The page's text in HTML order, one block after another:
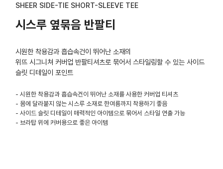
SHEER SIDE-TIE SHORT-SLEEVE TEE
시스루 옆묶음 반팔티
시원한 착용감과 흡습속건이 뛰어난 소재의
위뜨 시그니쳐 커버업 반팔티셔츠로 묶어서 스타일링할 수 있는 사이드
슬릿 디테일이 포인트
- 시원한 착용감과 흡습속건이 뛰어난 소재를 사용한 커버업 티셔츠
- 몸에 달라붙지 않는 시스루 소재로 한여름까지 착용하기 좋음
- 사이드 슬릿 디테일이 매력적인 아이템으로 묶어서 스타일 연출 가능
- 브라탑 위에 커버용으로 좋은 아이템